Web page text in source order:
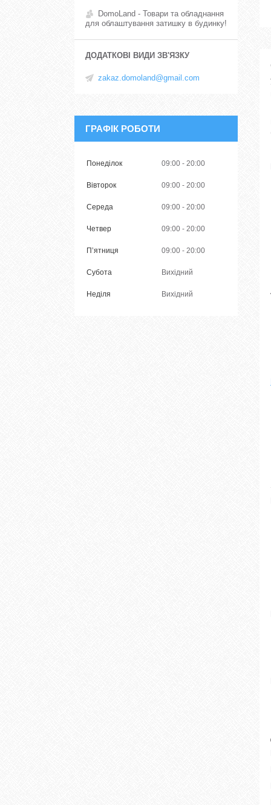
DomoLand - Товари та обладнання
для облаштування затишку в будинку!
zakaz.domoland@gmail.com
ГРАФІК РОБОТИ
Понеділок 09:00 20:00
Вівторок 09:00 20:00
Середа 09:00 20:00
Четвер 09:00 20:00
Пʼятниця 09:00 20:00
Субота Вихідний
Неділя Вихідний